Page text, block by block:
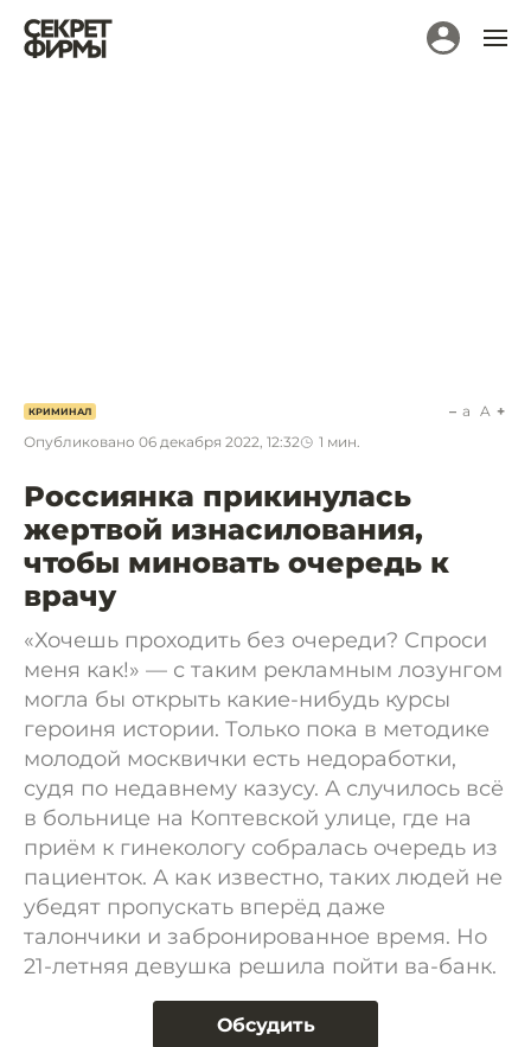
КРИМИНАЛ
Опубликовано 06 декабря 2022, 12:32 1 мин.
a A
Россиянка прикинулась
жертвой изнасилования,
чтобы миновать очередь к
врачу
«Хочешь проходить без очереди? Спроси
меня как!» — с таким рекламным лозунгом
могла бы открыть какие-нибудь курсы
героиня истории. Только пока в методике
молодой москвички есть недоработки,
судя по недавнему казусу. А случилось всё
в больнице на Коптевской улице, где на
приём к гинекологу собралась очередь из
пациенток. А как известно, таких людей не
убедят пропускать вперёд даже
талончики и забронированное время. Но
21-летняя девушка решила пойти ва-банк.
Обсудить